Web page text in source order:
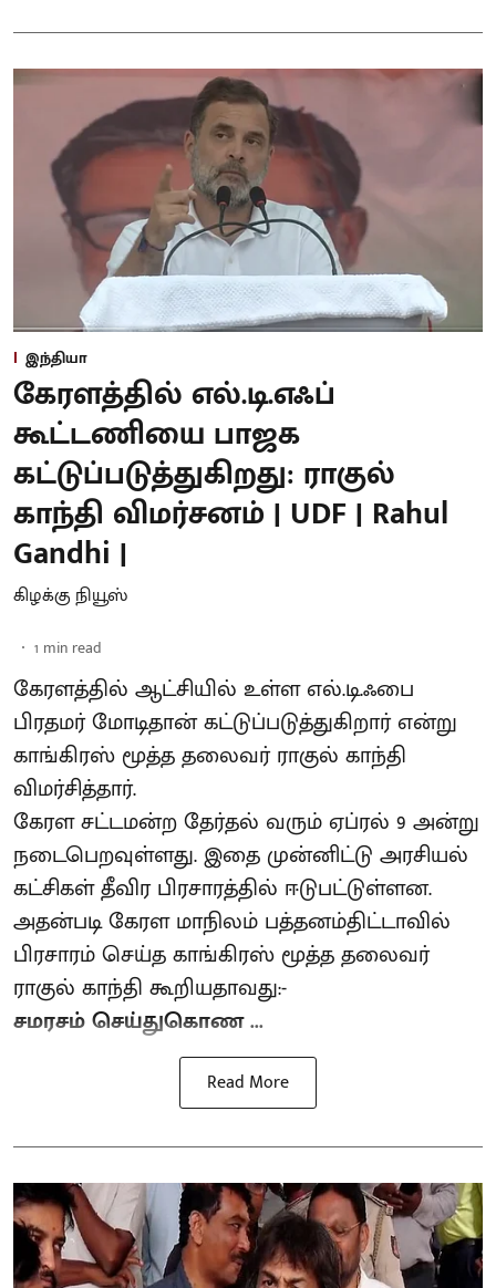
இந்தியா
கேரளத்தில் எல்.டி.எஃப்
கூட்டணியை பாஜக
கட்டுப்படுத்துகிறது: ராகுல்
காந்தி விமர்சனம் | UDF | Rahul
Gandhi |
கிழக்கு நியூஸ்
1 min read
கேரளத்தில் ஆட்சியில் உள்ள எல்.டி.ஃபை
பிரதமர் மோடிதான் கட்டுப்படுத்துகிறார் என்று
காங்கிரஸ் மூத்த தலைவர் ராகுல் காந்தி
விமர்சித்தார்.
கேரள சட்டமன்ற தேர்தல் வரும் ஏப்ரல் 9 அன்று
நடைபெறவுள்ளது. இதை முன்னிட்டு அரசியல்
கட்சிகள் தீவிர பிரசாரத்தில் ஈடுபட்டுள்ளன.
அதன்படி கேரள மாநிலம் பத்தனம்திட்டாவில்
பிரசாரம் செய்த காங்கிரஸ் மூத்த தலைவர்
ராகுல் காந்தி கூறியதாவது:-
சமரசம் செய்துகொண ...
Read More